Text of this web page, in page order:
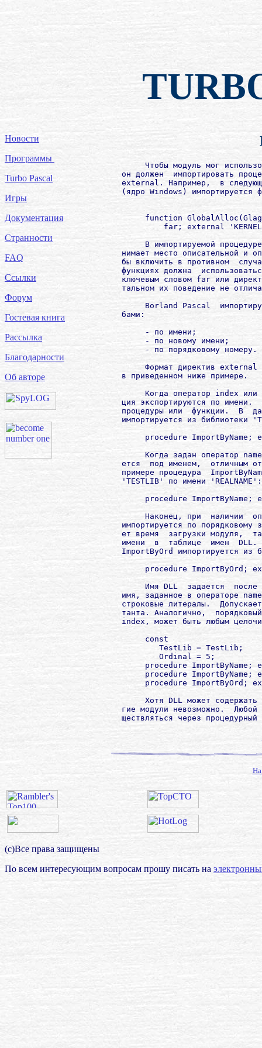
Новости
Программы
Turbo Pascal
Игры
Документация
Странности
FAQ
Ссылки
Форум
Гостевая книга
Рассылка
Благодарности
Об авторе
Чтобы модуль мог
он должен  импортировать
external. Например,  в
(ядро Windows) импортируется
function
far; external
В импортируемой
нимает место описательной и
бы включить в противном
функциях должна
ключевым словом far или
тальном их поведение не
Borland Pascal
        бами:
             - по имени;
             - по новому имени;
             - по порядковому номеру.
Формат директив
        в приведенном ниже примере.
Когда оператор index
ция экспортируются по имени.
процедуры или  функции.  В
импортируется из библиотеки
procedure ImportByName;
Когда задан оператор
ется  под именем,  отличным
примере процедура
        'TESTLIB' по имени 'REALNAME':
procedure ImportByName;
Наконец, при  наличии
импортируется по порядковому
ет время  загрузки модуля,
имени  в  таблице  имен
ImportByOrd импортируется из
procedure ImportByOrd;
Имя DLL  задается
имя, заданное в операторе
строковые литералы.
танта. Аналогично,
index, может быть любым
             const
                TestLib = TestLib;
                Ordinal = 5;
procedure ImportByName;
procedure ImportByName;
procedure ImportByOrd;
Хотя DLL может
гие модули невозможно.
ществляться через процедурный
(с)Все права защищены
По всем интересующим вопросам прошу писать на